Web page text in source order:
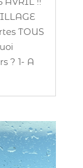
TOUS
? 1- A